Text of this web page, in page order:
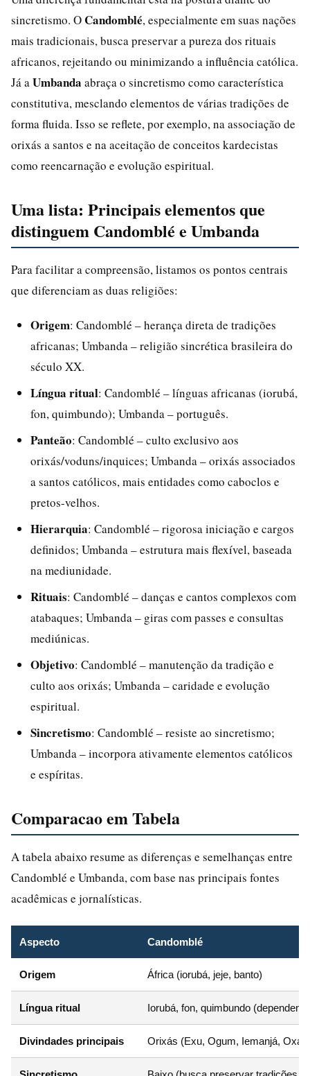
sincretismo. O Candomblé, especialmente em suas nações
mais tradicionais, busca preservar a pureza dos rituais
africanos, rejeitando ou minimizando a influência católica.
Já a Umbanda abraça o sincretismo como característica
constitutiva, mesclando elementos de várias tradições de
forma fluida. Isso se reflete, por exemplo, na associação de
orixás a santos e na aceitação de conceitos kardecistas
como reencarnação e evolução espiritual.
Uma lista: Principais elementos que
distinguem Candomblé e Umbanda
Para facilitar a compreensão, listamos os pontos centrais
que diferenciam as duas religiões:
Origem: Candomblé – herança direta de tradições
africanas; Umbanda – religião sincrética brasileira do
século XX.
Língua ritual: Candomblé – línguas africanas (iorubá,
fon, quimbundo); Umbanda – português.
Panteão: Candomblé – culto exclusivo aos
orixás/voduns/inquices; Umbanda – orixás associados
a santos católicos, mais entidades como caboclos e
pretos-velhos.
Hierarquia: Candomblé – rigorosa iniciação e cargos
definidos; Umbanda – estrutura mais flexível, baseada
na mediunidade.
Rituais: Candomblé – danças e cantos complexos com
atabaques; Umbanda – giras com passes e consultas
mediúnicas.
Objetivo: Candomblé – manutenção da tradição e
culto aos orixás; Umbanda – caridade e evolução
espiritual.
Sincretismo: Candomblé – resiste ao sincretismo;
Umbanda – incorpora ativamente elementos católicos
e espíritas.
Comparacao em Tabela
A tabela abaixo resume as diferenças e semelhanças entre
Candomblé e Umbanda, com base nas principais fontes
acadêmicas e jornalísticas.
Aspecto Candomblé
Origem África (iorubá, jeje, banto)
Língua ritual Iorubá, fon, quimbundo
Divindades principais Orixás (Exu, Ogum, Iemanjá,